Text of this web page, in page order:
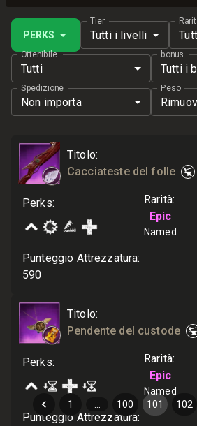
PERKS
Tier
Tutti i livelli
Ottenibile
Tutti
bonus
Tutti i
Spedizione
Non importa
Peso
Titolo:
Cacciateste del folle
Perks: Rarità:
Epic
Named
Punteggio Attrezzatura:
590
Titolo:
Pendente del custode
Perks: Rarità:
Epic
Named
Punteggio Attrezzatura:
1 100 101 102